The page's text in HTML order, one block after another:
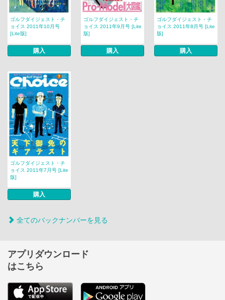
ゴルフダイジェスト・チ
ョイス 2011年10月号
[Lite版]
購入
ゴルフダイジェスト・チ
ョイス 2011年9月号 [Lite
版]
購入
ゴルフダイジェスト・チ
ョイス 2011年8月号 [Lite
版]
購入
ゴルフダイジェスト・チ
ョイス 2011年7月号 [Lite
版]
購入
全てのバックナンバーを見る
アプリダウンロード
はこちら